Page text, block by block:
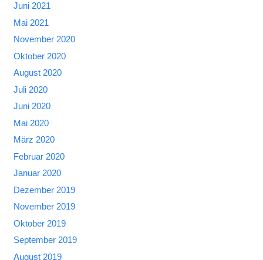
Juni 2021
Mai 2021
November 2020
Oktober 2020
August 2020
Juli 2020
Juni 2020
Mai 2020
März 2020
Februar 2020
Januar 2020
Dezember 2019
November 2019
Oktober 2019
September 2019
August 2019